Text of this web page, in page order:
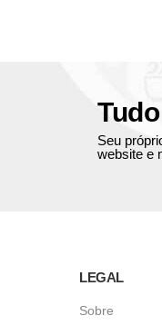
Seu
website e
LEGAL
Sobre